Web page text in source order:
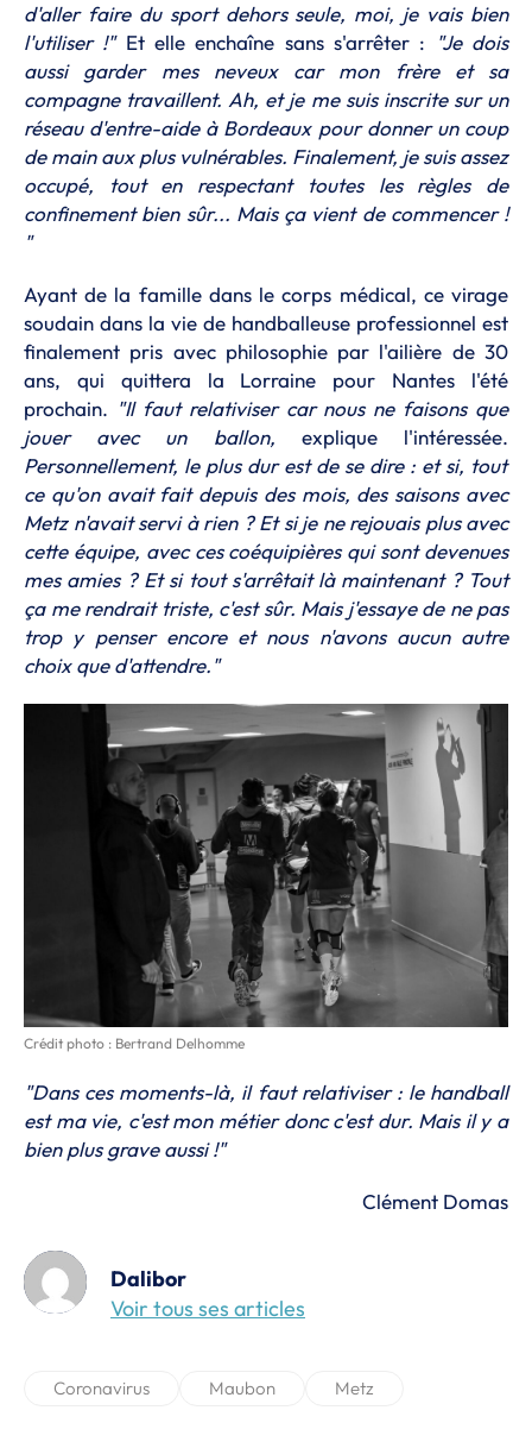
d'aller faire du sport dehors seule, moi, je vais bien
l'utiliser !"Et elle enchaîne sans s'arrêter : "Je dois
aussi garder mes neveux car mon frère et sa
compagne travaillent. Ah, et je me suis inscrite sur un
réseau d'entre-aide à Bordeaux pour donner un coup
de main aux plus vulnérables. Finalement, je suis assez
occupé, tout en respectant toutes les règles de
confinement bien sûr... Mais ça vient de commencer !
"
Ayant de la famille dans le corps médical, ce virage
soudain dans la vie de handballeuse professionnel est
finalement pris avec philosophie par l'ailière de 30
ans, qui quittera la Lorraine pour Nantes l'été
prochain. "Il faut relativiser car nous ne faisons que
jouer avec un ballon, explique l'intéressée.
Personnellement, le plus dur est de se dire : et si, tout
ce qu'on avait fait depuis des mois, des saisons avec
Metz n'avait servi à rien ? Et si je ne rejouais plus avec
cette équipe, avec ces coéquipières qui sont devenues
mes amies ? Et si tout s'arrêtait là maintenant ? Tout
ça me rendrait triste, c'est sûr. Mais j'essaye de ne pas
trop y penser encore et nous n'avons aucun autre
choix que d'attendre."
Crédit photo : Bertrand Delhomme
"Dans ces moments-là, il faut relativiser : le handball
est ma vie, c'est mon métier donc c'est dur. Mais il y a
bien plus grave aussi !"
Clément Domas
Dalibor
Voir tous ses articles
Coronavirus Maubon Metz